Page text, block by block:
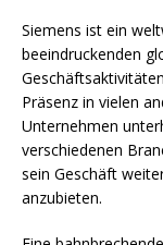
Siemens ist ein
beeindruckenden
Präsenz in vielen
Unternehmen
verschiedenen
sein Geschäft
anzubieten.